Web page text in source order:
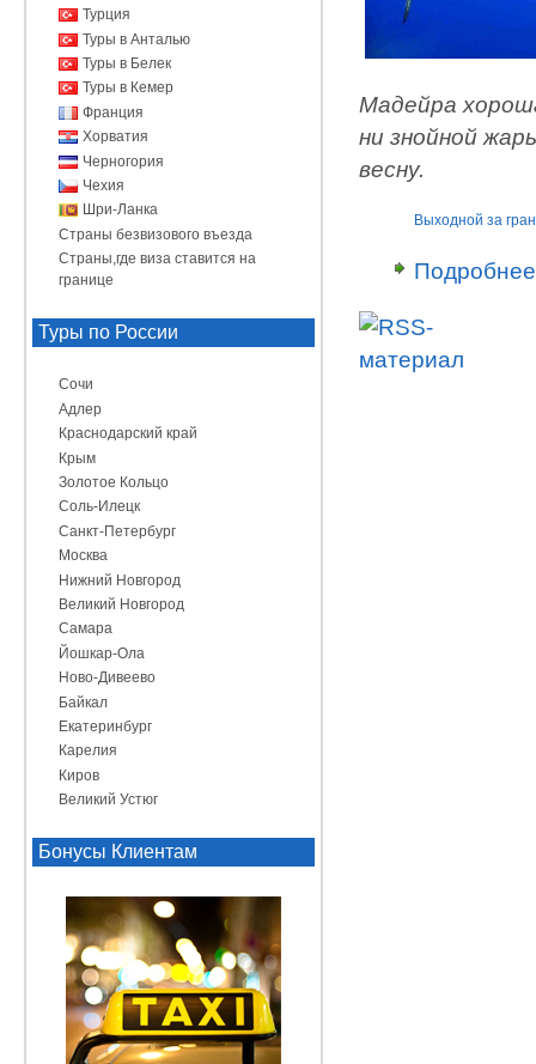
Мадейра
ни знойной
весну.
Выходной за
Подробнее
Турция
Туры в Анталью
Туры в Белек
Туры в Кемер
Франция
Хорватия
Черногория
Чехия
Шри-Ланка
Страны безвизового въезда
Страны,где виза ставится на
границе
Туры по России
Сочи
Адлер
Краснодарский край
Крым
Золотое Кольцо
Соль-Илецк
Санкт-Петербург
Москва
Нижний Новгород
Великий Новгород
Самара
Йошкар-Ола
Ново-Дивеево
Байкал
Екатеринбург
Карелия
Киров
Великий Устюг
Бонусы Клиентам